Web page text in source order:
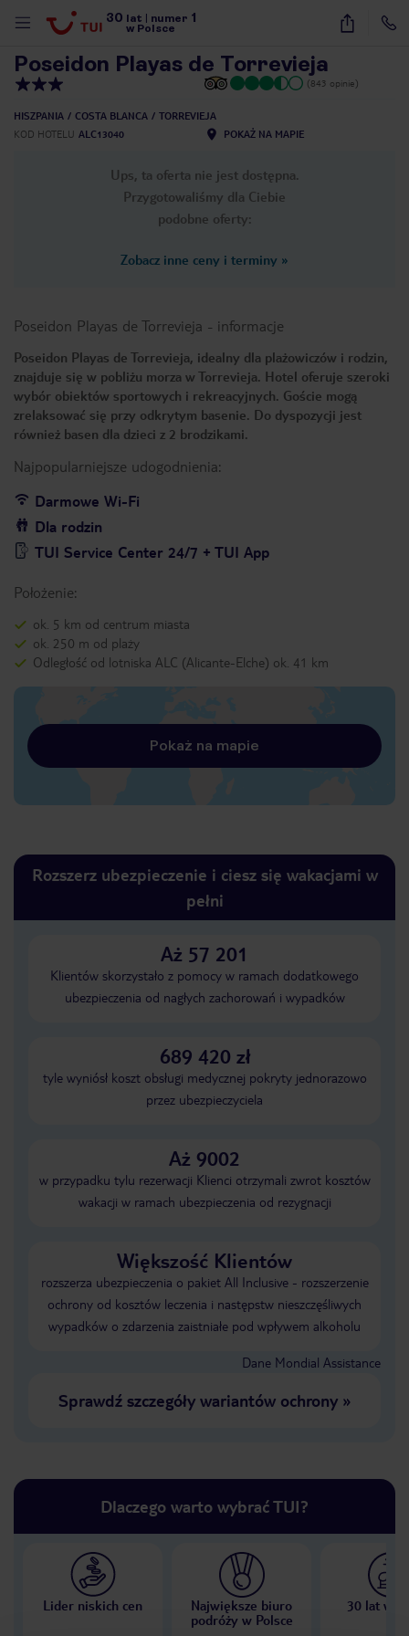
30 lat numer 1
w Polsce
44
Poseidon Playas de Torrevieja
(843 opinie)
HISZPANIA COSTA BLANCA
TORREVIEJA
KOD HOTELU ALC13040 POKAŻ NA MAPIE
Ups, ta oferta nie jest dostępna.
Przygotowaliśmy dla Ciebie
podobne oferty:
Zobacz inne ceny i terminy »
Poseidon Playas de Torrevieja - informacje
Poseidon Playas de Torrevieja, idealny dla plażowiczów i rodzin,
znajduje się w pobliżu morza w Torrevieja. Hotel oferuje szeroki
wybór obiektów sportowych i rekreacyjnych. Goście mogą
zrelaksować się przy odkrytym basenie. Do dyspozycji jest
również basen dla dzieci z 2 brodzikami.
Najpopularniejsze udogodnienia:
Darmowe Wi-Fi
Dla rodzin
TUI Service Center 24/7 + TUI App
Położenie:
ok. 5 km od centrum miasta
ok. 250 m od plaży
Odległość od lotniska ALC (Alicante-Elche) ok. 41 km
Pokaż na mapie
Rozszerz ubezpieczenie i ciesz się wakacjami w
pełni
Aż 57 201
Klientów skorzystało z pomocy w ramach dodatkowego
ubezpieczenia od nagłych zachorowań i wypadków
689 420 zł
tyle wyniósł koszt obsługi medycznej pokryty jednorazowo
przez ubezpieczyciela
Aż 9002
w przypadku tylu rezerwacji Klienci otrzymali zwrot kosztów
wakacji w ramach ubezpieczenia od rezygnacji
Większość Klientów
rozszerza ubezpieczenia o pakiet All Inclusive - rozszerzenie
ochrony od kosztów leczenia i następstw nieszczęśliwych
wypadków o zdarzenia zaistniałe pod wpływem alkoholu
Dane Mondial Assistance
Sprawdź szczegóły wariantów ochrony»
Dlaczego warto wybrać TUI?
Lider niskich cen
Największe biuro
podróży w Polsce
30 lat w